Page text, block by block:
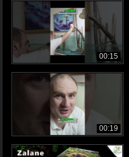
00:15
00:19